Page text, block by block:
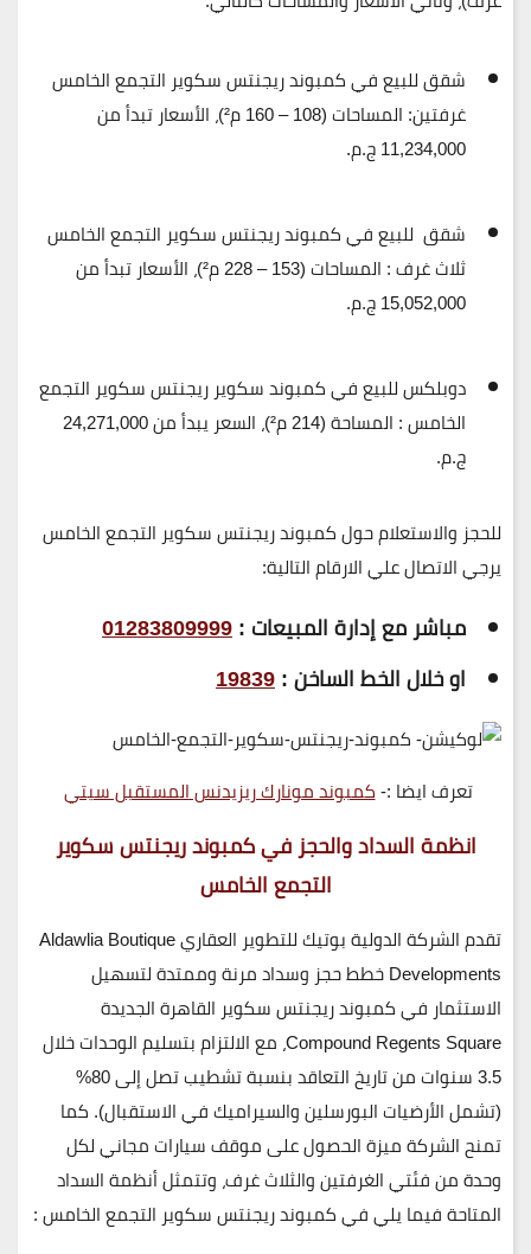
شقق للبيع في كمبوند ريجنتس سكوير التجمع الخامس
غرفتين: المساحات (108 – 160 م²)، الأسعار تبدأ من
11,234,000 ج.م
.
شقق للبيع في كمبوند ريجنتس سكوير التجمع الخامس
ثلاث غرف : المساحات (153 – 228 م²)، الأسعار تبدأ من
15,052,000 ج.م
.
دوبلكس للبيع في كمبوند سكوير ريجنتس سكوير التجمع
الخامس : المساحة (214 م²)، السعر يبدأ من
24,271,000
ج.م.
للحجز والاستعلام حول كمبوند ريجنتس سكوير التجمع الخامس
يرجي الاتصال علي الارقام التالية:
مباشر مع إدارة المبيعات :01283809999
او خلال الخط الساخن :19839
تعرف ايضا :-كمبوند مونارك ريزيدنس المستقبل سيتي
انظمة السداد والحجز في كمبوند ريجنتس سكوير
التجمع الخامس
تقدم
الشركة الدولية بوتيك للتطوير العقاري Aldawlia Boutique
Developmentsخطط حجز وسداد مرنة وممتدة لتسهيل
الاستثمار فيكمبوند ريجنتس سكوير القاهرة الجديدة
Compound Regents Square، مع الالتزام بتسليم الوحدات خلال
3.5 سنوات
من تاريخ التعاقد بنسبة تشطيب تصل إلى80%
(تشمل الأرضيات البورسلين والسيراميك في الاستقبال). كما
تمنح الشركة ميزة الحصول علىموقف سيارات مجانيلكل
وحدة من فئتي الغرفتين والثلاث غرف، وتتمثل أنظمة السداد
المتاحة فيما يلي في كمبوند ريجنتس سكوير التجمع الخامس :